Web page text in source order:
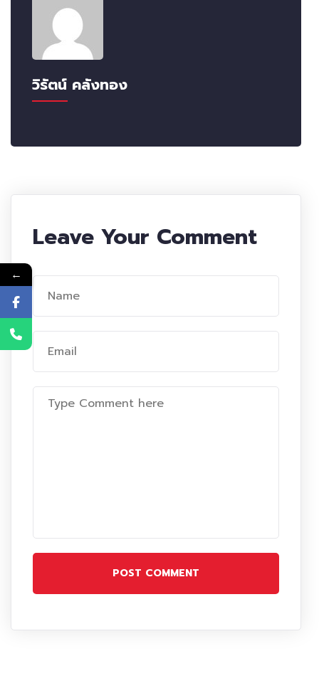
วิรัตน์ คลังทอง
Leave Your Comment
POST COMMENT
←